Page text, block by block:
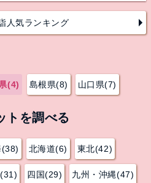
人気ランキング
(4) 島根県(8) 山口県(7)
トを調べる
(38) 北海道(6) 東北(42)
四国(29) 九州・沖縄(47)